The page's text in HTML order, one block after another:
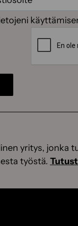
(Pakollinen)
yritys, jonka
työstä.